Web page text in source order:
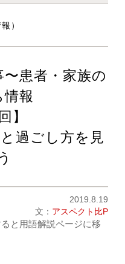
）
患者・家族の
情報
】
過ごし方を見
2019.8.19
文： アスペクト比P
と用語解説ページに移